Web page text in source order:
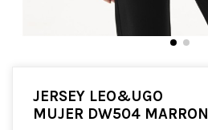
JERSEY LEO&UGO
MUJER DW504 MARRON